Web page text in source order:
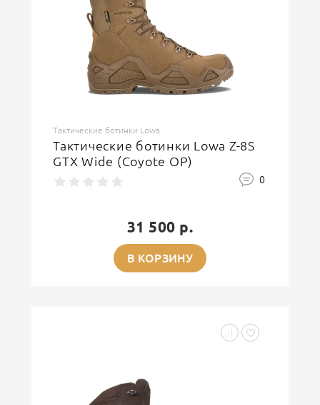
Тактические ботинки Lowa
Тактические ботинки Lowa Z-8S
GTX Wide (Coyote OP)
0
31 500 р.
В КОРЗИНУ